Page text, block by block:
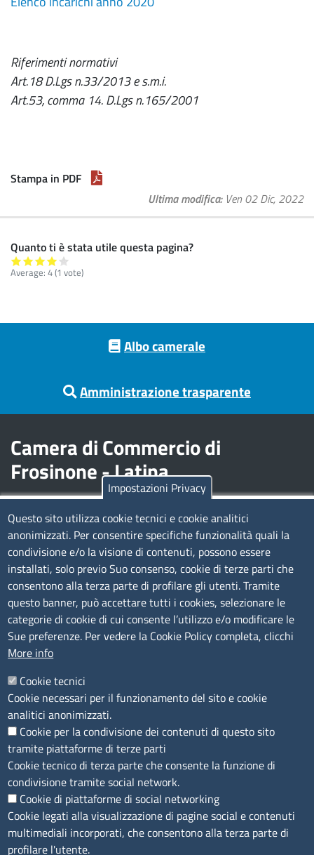
Riferimenti normativi
Art.18 D.Lgs n.33/2013 e s.m.i.
Art.53, comma 14. D.Lgs n.165/2001
Stampa in PDF
Ultima modifica Ven 02 Dic, 2022
Quanto ti è stata utile questa pagina?
Average: 4(1 vote)
Albo camerale
Amministrazione trasparente
Camera di Commercio di
Frosinone - Latina
Contatti
Sede Legale di Latina: Viale Umberto I, 80 - 04100 (LT)
tel. 0773/6721
Sede di Frosinone: Via Alcide De Gasperi, 1 - 03100 (FR)
tel. 0775/2751
Peccciaa@pec.frlt.camcom.it
Ufficio relazioni con il pubblico
Codice Fiscale e Partita Iva: 02957560598
Codice univoco ufficio fatt.elettronica: 1TOEDU
Seguici su
Sito web
Impostazioni Privacy
Questo sito utilizza cookie tecnici e cookie analitici
anonimizzati. Per consentire specifiche funzionalità quali la
condivisione e/o la visione di contenuti, possono essere
installati, solo previo Suo consenso, cookie di terze parti che
consentono alla terza parte di profilare gli utenti. Tramite
questo banner, può accettare tutti i cookies, selezionare le
categorie di cookie di cui consente l’utilizzo e/o modificare le
Sue preferenze. Per vedere la Cookie Policy completa, clicchi
More info
Cookie tecnici
Cookie necessari per il funzionamento del sito e cookie
analitici anonimizzati.
Cookie per la condivisione dei contenuti di questo sito
tramite piattaforme di terze parti
Cookie tecnico di terza parte che consente la funzione di
condivisione tramite social network.
Cookie di piattaforme di social networking
Cookie legati alla visualizzazione di pagine social e contenuti
multimediali incorporati, che consentono alla terza parte di
profilare l'utente.